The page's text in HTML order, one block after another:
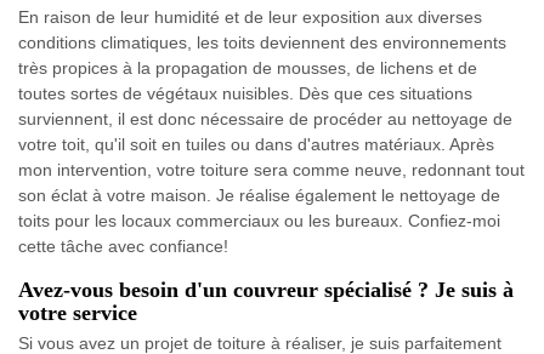
En raison de leur humidité et de leur exposition aux diverses
conditions climatiques, les toits deviennent des environnements
très propices à la propagation de mousses, de lichens et de
toutes sortes de végétaux nuisibles. Dès que ces situations
surviennent, il est donc nécessaire de procéder au nettoyage de
votre toit, qu'il soit en tuiles ou dans d'autres matériaux. Après
mon intervention, votre toiture sera comme neuve, redonnant tout
son éclat à votre maison. Je réalise également le nettoyage de
toits pour les locaux commerciaux ou les bureaux. Confiez-moi
cette tâche avec confiance!
Avez-vous besoin d'un couvreur spécialisé ? Je suis à
votre service
Si vous avez un projet de toiture à réaliser, je suis parfaitement